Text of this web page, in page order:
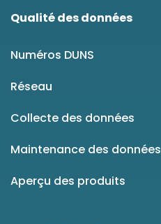
Qualité des données
Numéros DUNS
Réseau
Collecte des données
Maintenance des données
Aperçu des produits